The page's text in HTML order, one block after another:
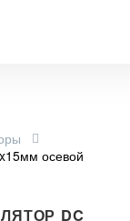
осевой
DC